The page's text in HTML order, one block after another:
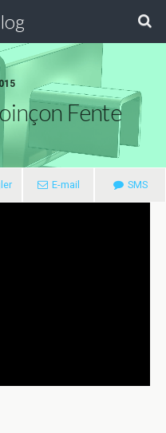
Fente
E-mail SMS